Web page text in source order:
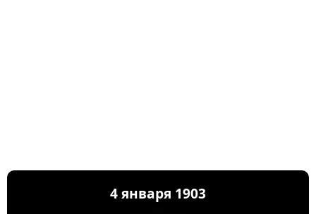
4 января 1903